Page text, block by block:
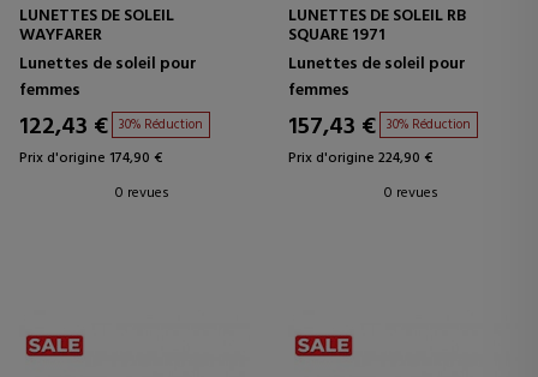
LUNETTES DE SOLEIL
WAYFARER
Lunettes de soleil pour
femmes
122,43 € 30% Réduction
Prix d'origine 174,90 €
0 revues
LUNETTES DE SOLEIL RB
SQUARE 1971
Lunettes de soleil pour
femmes
157,43 € 30% Réduction
Prix d'origine 224,90 €
0 revues